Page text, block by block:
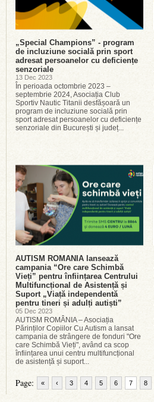
„Special Champions” - program
de incluziune socială prin sport
adresat persoanelor cu deficiențe
senzoriale
13 Dec 2023
În perioada octombrie 2023 –
septembrie 2024, Asociația Club
Sportiv Nautic Titanii desfășoară un
program de incluziune socială prin
sport adresat persoanelor cu deficiențe
senzoriale din București și județ...
AUTISM ROMANIA lansează
campania “Ore care Schimbă
Vieți” pentru înființarea Centrului
Multifuncțional de Asistență și
Suport „Viață independentă
pentru tineri și adulți autiști”
05 Dec 2023
AUTISM ROMÂNIA – Asociația
Părinților Copiilor Cu Autism a lansat
campania de strângere de fonduri "Ore
care Schimbă Vieți", având ca scop
înființarea unui centru multifuncțional
de asistență și suport...
Page: « ‹ 3 4 5 6 7 8